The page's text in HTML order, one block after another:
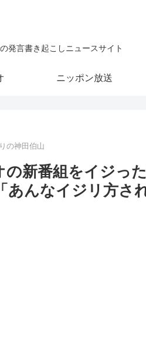
発言書き起こしニュースサイト
ニッポン放送
の神田伯山
新番組をイジっ
あんなイジリ方さ